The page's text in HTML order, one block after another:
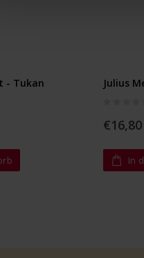
- Tukan Julius
€16,80
In